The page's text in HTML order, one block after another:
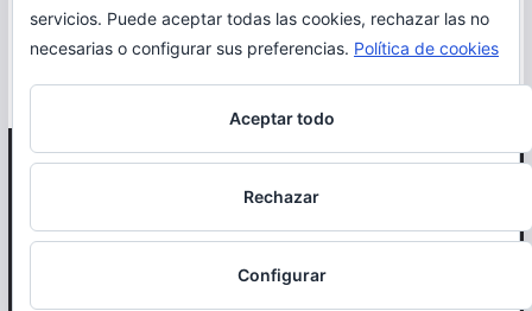
Correr en La Rioja
reservados.
Otro proyecto deMiRioja
servicios. Puede aceptar todas las cookies, rechazar las no
necesarias o configurar sus preferencias. Política de cookies
Aceptar todo
Rechazar
Configurar